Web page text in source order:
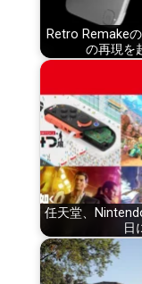
Retro Remake
の再現を
任天堂、
日